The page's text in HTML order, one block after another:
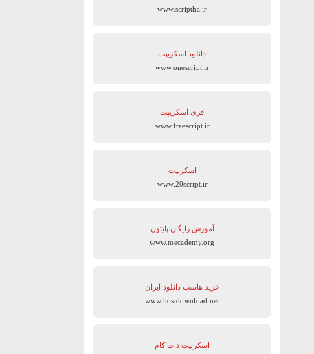
www.scriptha.ir
دانلود اسکریپت
www.onescript.ir
فری اسکریپت
www.freescript.ir
اسکریپت
www.20script.ir
آموزش رایگان پایتون
www.mecademy.org
خرید هاست دانلود ایران
www.hostdownload.net
اسکریپت دات کام